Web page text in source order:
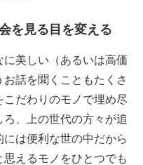
を見る目を変える
に美しい（あるいは高価
話を聞くこともたくさ
だわりのモノで埋め尽
、上の世代の方々が追
は便利な世の中だから
えるモノをひとつでも